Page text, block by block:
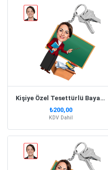
Kişiye Özel Tesettürlü Bayan Öğretmen Karikatür Anahtarlık
₺200,00
KDV Dahil